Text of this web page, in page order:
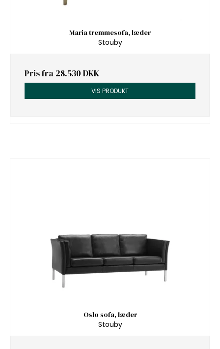
Maria tremmesofa, læder
Stouby
Pris fra 28.530 DKK
VIS PRODUKT
Oslo sofa, læder
Stouby